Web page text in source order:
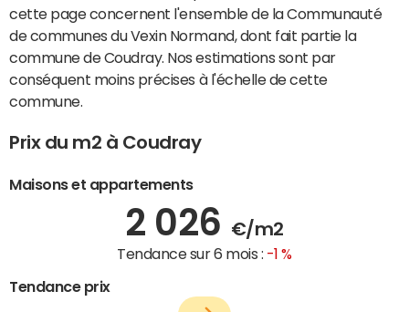
cette page concernent l'ensemble de la Communauté
de communes du Vexin Normand, dont fait partie la
commune de Coudray. Nos estimations sont par
conséquent moins précises à l'échelle de cette
commune.
Prix du m2 à Coudray
Maisons et appartements
2 026 €/m2
Tendance sur 6 mois : -1 %
Tendance prix